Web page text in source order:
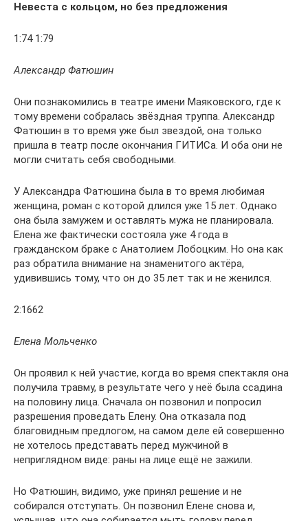
Невеста с кольцом, но без предложения
1:74 1:79
Александр Фатюшин
Они познакомились в театре имени Маяковского, где к
тому времени собралась звёздная труппа. Александр
Фатюшин в то время уже был звездой, она только
пришла в театр после окончания ГИТИСа. И оба они не
могли считать себя свободными.
У Александра Фатюшина была в то время любимая
женщина, роман с которой длился уже 15 лет. Однако
она была замужем и оставлять мужа не планировала.
Елена же фактически состояла уже 4 года в
гражданском браке с Анатолием Лобоцким. Но она как
раз обратила внимание на знаменитого актёра,
удивившись тому, что он до 35 лет так и не женился.
2:1662
Елена Мольченко
Он проявил к ней участие, когда во время спектакля она
получила травму, в результате чего у неё была ссадина
на половину лица. Сначала он позвонил и попросил
разрешения проведать Елену. Она отказала под
благовидным предлогом, на самом деле ей совершенно
не хотелось представать перед мужчиной в
неприглядном виде: раны на лице ещё не зажили.
Но Фатюшин, видимо, уже принял решение и не
собирался отступать. Он позвонил Елене снова и,